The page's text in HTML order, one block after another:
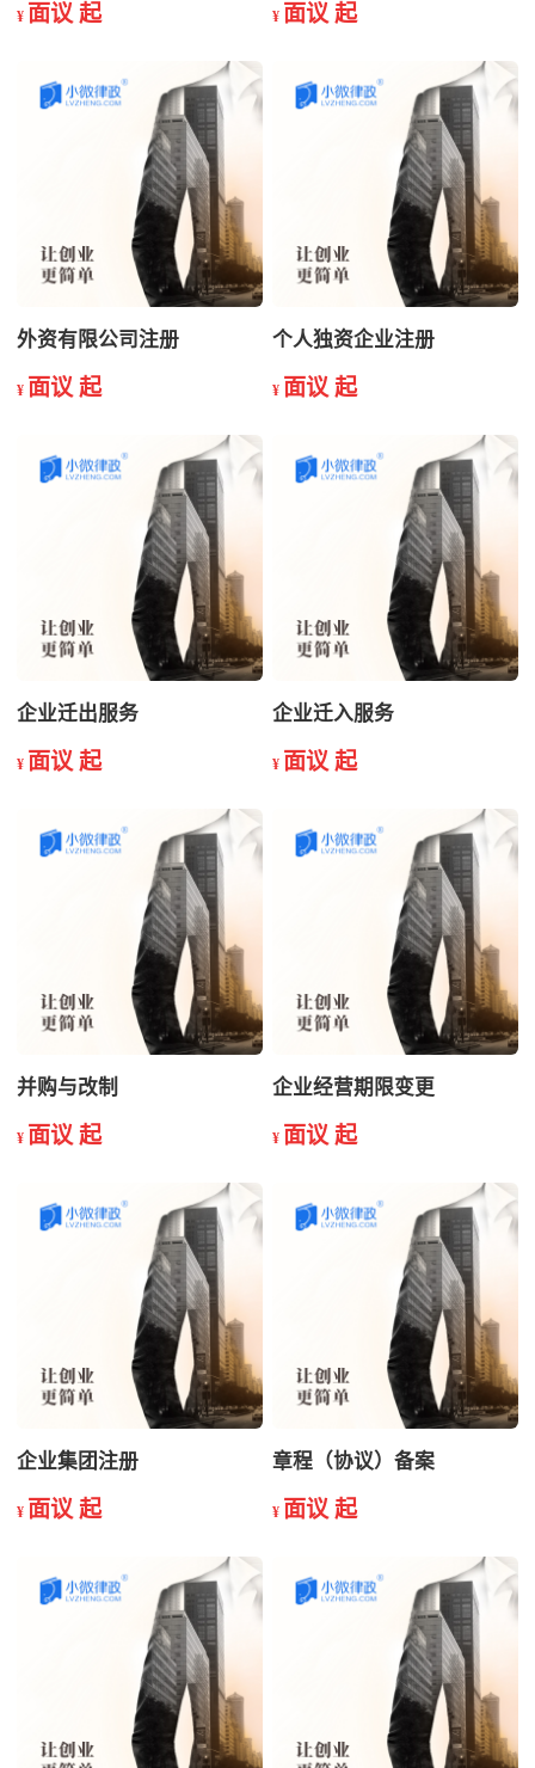
¥ 面议 起 ¥ 面议 起
外资有限公司注册
¥ 面议 起
个人独资企业注册
¥ 面议 起
企业迁出服务
¥ 面议 起
企业迁入服务
¥ 面议 起
并购与改制
¥ 面议 起
企业经营期限变更
¥ 面议 起
企业集团注册
¥ 面议 起
章程（协议）备案
¥ 面议 起